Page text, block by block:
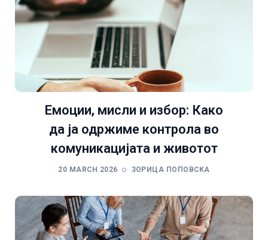
Емоции, мисли и избор: Како
да ја одржиме контрола во
комуникацијата и животот
20 MARCH 2026 ЗОРИЦА ПОПОВСКА